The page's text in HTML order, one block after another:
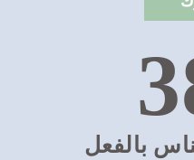
بالفعل